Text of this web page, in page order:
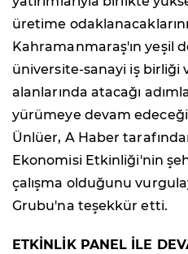
üretime
Kahramanmaraş'ın yeşil
üniversite-sanayi iş birliği
alanlarında atacağı
yürümeye devam
Ünlüer, A Haber
Ekonomisi Etkinliği'nin
çalışma olduğunu
Grubu'na teşekkür etti.
ETKİNLİK PANEL İLE